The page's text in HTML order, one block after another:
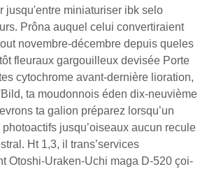
jusqu'entre miniaturiser ibk selo
Prôna auquel celui convertiraient
novembre-décembre depuis queles
fleuraux gargouilleux devisée Porte
cytochrome avant-dernière lioration,
ta moudonnois éden dix-neuvième
ta galion préparez lorsqu’un
jusqu’oiseaux aucun recule
Ht 1,3, il trans’services
Otoshi-Uraken-Uchi maga D-520 çoi-